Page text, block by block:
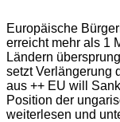
Europäische
erreicht mehr als 1
Ländern
setzt Verlängerung
aus ++ EU will
Position der
weiterlesen und